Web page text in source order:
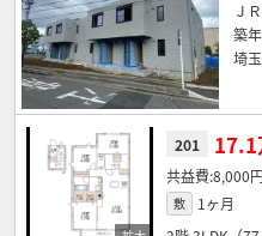
Ｊ
築
埼
201 17.1
8,000円
敷 1ヶ月